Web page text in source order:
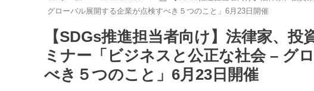
グローバル展開する企業が点検すべき５つのこと」6月23日開催
【SDGs推進担当者向け】法律家、
ミナー「ビジネスと公正な社会 – グ
べき５つのこと」6月23日開催